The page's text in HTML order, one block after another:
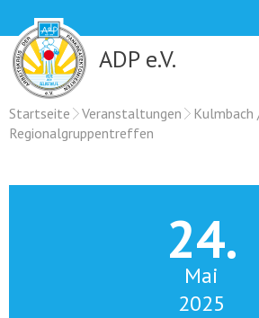
content
ADP e.V.
Startseite Veranstaltungen
Kulmbach
Regionalgruppentreffen
24.
Mai
2025